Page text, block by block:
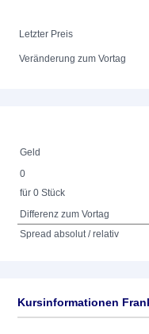
Letzter Preis
Veränderung zum Vortag
Geld
0
für 0 Stück
Differenz zum Vortag
Spread absolut / relativ
Kursinformationen